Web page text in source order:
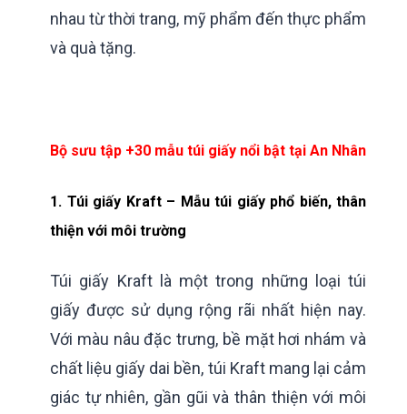
nhau từ thời trang, mỹ phẩm đến thực phẩm
và quà tặng.
Bộ sưu tập +30 mẫu túi giấy nổi bật tại An Nhân
1. Túi giấy Kraft – Mẫu túi giấy phổ biến, thân
thiện với môi trường
Túi giấy Kraft là một trong những loại túi
giấy được sử dụng rộng rãi nhất hiện nay.
Với màu nâu đặc trưng, bề mặt hơi nhám và
chất liệu giấy dai bền, túi Kraft mang lại cảm
giác tự nhiên, gần gũi và thân thiện với môi